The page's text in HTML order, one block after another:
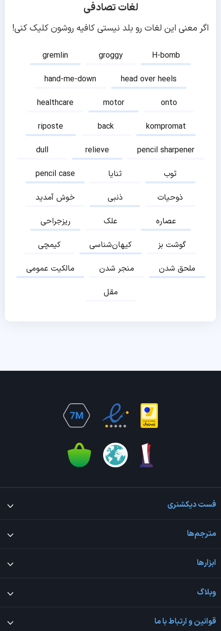
لغات تصادفی
اگر معنی این لغات رو بلد نیستی کافیه روشون کلیک کنی!
gremlin groggy
H-bomb
hand-me-down
head over heels
healthcare
motor
onto
riposte
back
kompromat
dull
relieve
pencil sharpener
pencil case
ثنایا
ثوب
خوش آمدید
ذنبی
ذوحیات
ریزجراحی
علک
عصاره
کیمچی
کیهان‌شناسی
گوشت بز
مالکیت عمومی
منجر شدن
ملحق شدن
مقل
فست دیکشنری
مترجم‌ها
ابزارها
وبلاگ
قوانین و ارتباط با ما